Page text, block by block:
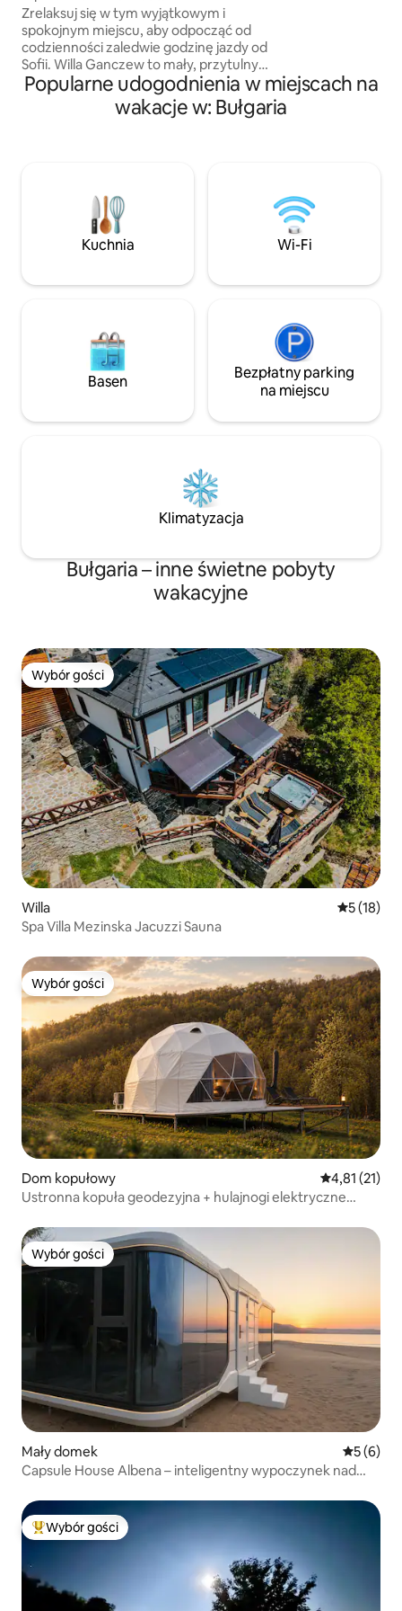
Zrelaksuj się w tym wyjątkowym i
spokojnym miejscu, aby odpocząć od
codzienności zaledwie godzinę jazdy od
Sofii. Willa Ganczew to mały, przytulny
drewniany domek położony na działce o
powierzchni 4,5 akrów, w całości do
Państwa dyspozycji - jest na niej
30 m2, w której znajduje się salon,
jadalnia i aneks kuchenny, a także
niewielka toaleta na poziomie 1 oraz
przytulna sypialnia z niesamowitym
i malowniczych miejsc.
Popularne udogodnienia w miejscach na
wakacje w: Bułgaria
Kuchnia Wi-Fi
Basen
Bezpłatny parking
na miejscu
Klimatyzacja
Bułgaria – inne świetne pobyty
wakacyjne
Wybór gości
Wybór gości
Willa Średnia
5 (18)
Spa Villa Mezinska Jacuzzi Sauna
Wybór gości
Wybór gości
Dom kopułowy Średnia
4,81 (21)
Ustronna kopuła geodezyjna + hulajnogi elektryczne
Wybór gości
Wybór gości
Mały domek Średnia
5 (6)
Capsule House Albena – inteligentny wypoczynek nad
Najpopularniejsze z kategorii Wybór gości
Wybór gości